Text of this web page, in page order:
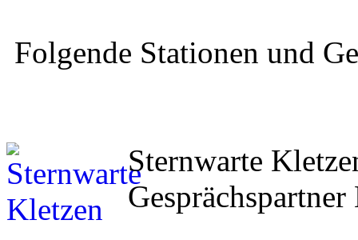
Folgende Stationen und
Sternwarte